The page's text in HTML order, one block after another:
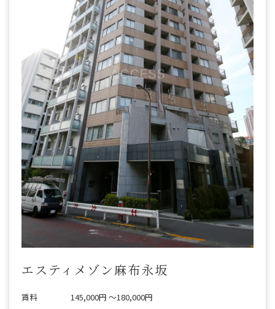
エスティメゾン麻布永坂
賃料 145,000円 〜180,000円